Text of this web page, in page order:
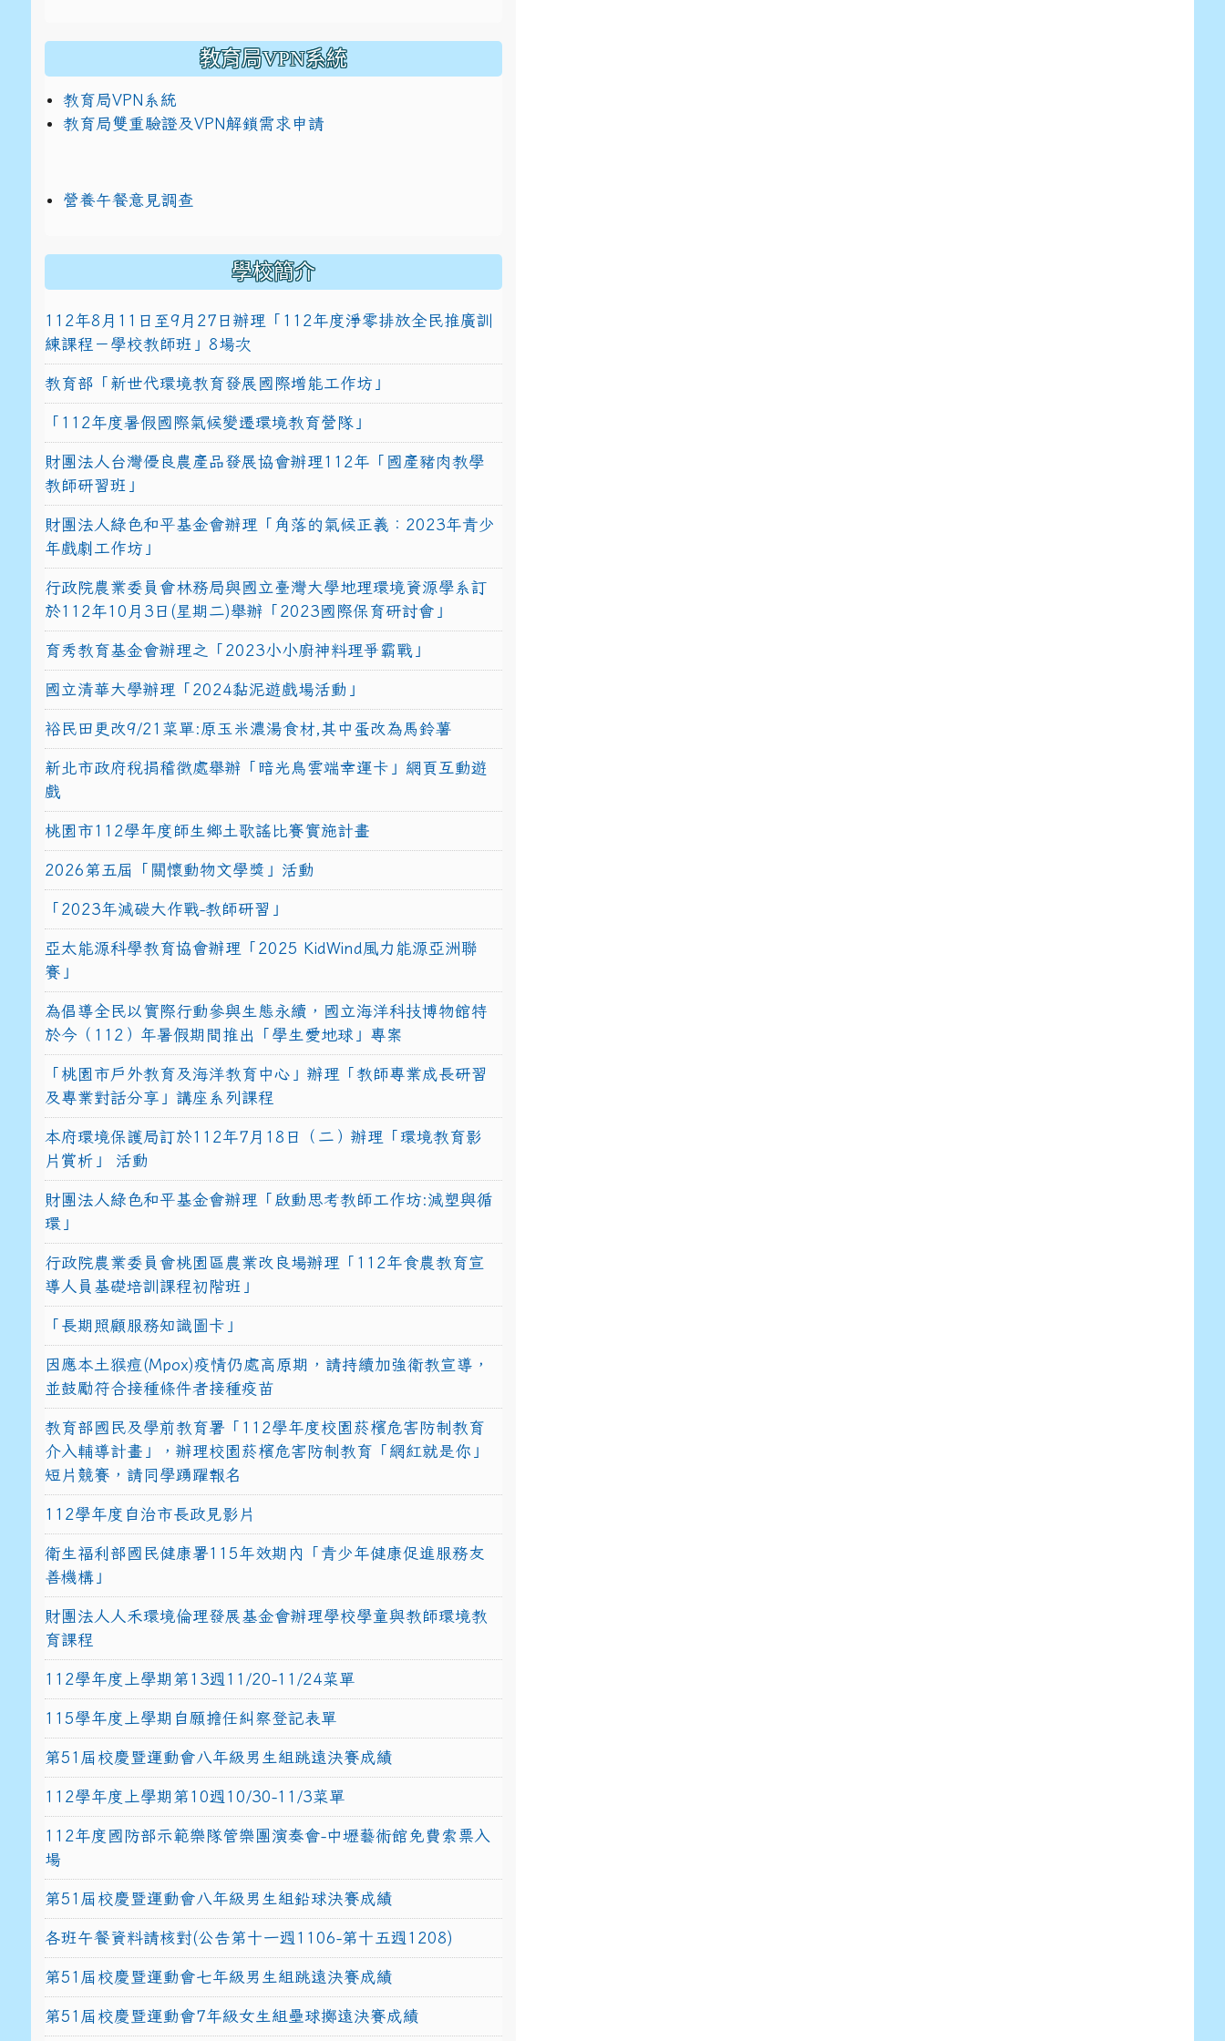
教育局VPN系統
教育局VPN系統
教育局雙重驗證及VPN解鎖需求申請
營養午餐意見調查
學校簡介
112年8月11日至9月27日辦理「112年度淨零排放全民推廣訓
練課程－學校教師班」8場次
教育部「新世代環境教育發展國際增能工作坊」
「112年度暑假國際氣候變遷環境教育營隊」
財團法人台灣優良農產品發展協會辦理112年「國產豬肉教學
教師研習班」
財團法人綠色和平基金會辦理「角落的氣候正義：2023年青少
年戲劇工作坊」
行政院農業委員會林務局與國立臺灣大學地理環境資源學系訂
於112年10月3日(星期二)舉辦「2023國際保育研討會」
育秀教育基金會辦理之「2023小小廚神料理爭霸戰」
國立清華大學辦理「2024黏泥遊戲場活動」
裕民田更改9/21菜單:原玉米濃湯食材,其中蛋改為馬鈴薯
新北市政府稅捐稽徵處舉辦「暗光鳥雲端幸運卡」網頁互動遊
戲
桃園市112學年度師生鄉土歌謠比賽實施計畫
2026第五屆「關懷動物文學獎」活動
「2023年減碳大作戰-教師研習」
亞太能源科學教育協會辦理「2025 KidWind風力能源亞洲聯
賽」
為倡導全民以實際行動參與生態永續，國立海洋科技博物館特
於今（112）年暑假期間推出「學生愛地球」專案
「桃園市戶外教育及海洋教育中心」辦理「教師專業成長研習
及專業對話分享」講座系列課程
本府環境保護局訂於112年7月18日（二）辦理「環境教育影
片賞析」 活動
財團法人綠色和平基金會辦理「啟動思考教師工作坊:減塑與循
環」
行政院農業委員會桃園區農業改良場辦理「112年食農教育宣
導人員基礎培訓課程初階班」
「長期照顧服務知識圖卡」
因應本土猴痘(Mpox)疫情仍處高原期，請持續加強衛教宣導，
並鼓勵符合接種條件者接種疫苗
教育部國民及學前教育署「112學年度校園菸檳危害防制教育
介入輔導計畫」，辦理校園菸檳危害防制教育「網紅就是你」
短片競賽，請同學踴躍報名
112學年度自治市長政見影片
衛生福利部國民健康署115年效期內「青少年健康促進服務友
善機構」
財團法人人禾環境倫理發展基金會辦理學校學童與教師環境教
育課程
112學年度上學期第13週11/20-11/24菜單
115學年度上學期自願擔任糾察登記表單
第51屆校慶暨運動會八年級男生組跳遠決賽成績
112學年度上學期第10週10/30-11/3菜單
112年度國防部示範樂隊管樂團演奏會-中壢藝術館免費索票入
場
第51屆校慶暨運動會八年級男生組鉛球決賽成績
各班午餐資料請核對(公告第十一週1106-第十五週1208)
第51屆校慶暨運動會七年級男生組跳遠決賽成績
第51屆校慶暨運動會7年級女生組壘球擲遠決賽成績